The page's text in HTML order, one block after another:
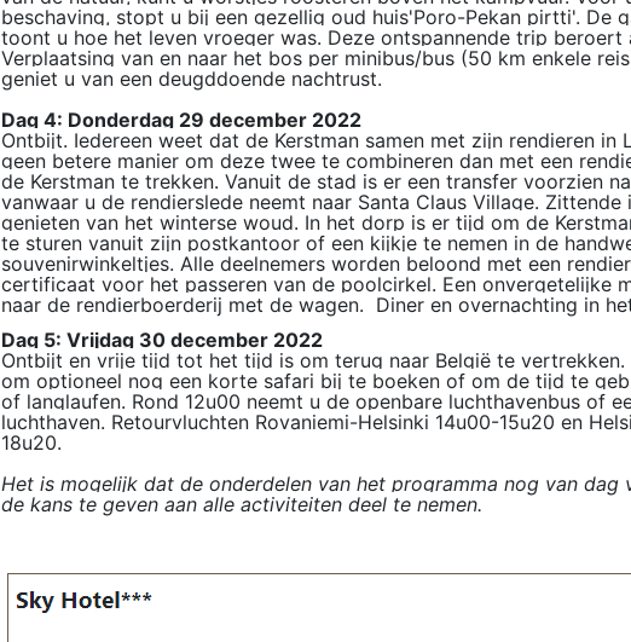
beschaving, stopt u bij een gezellig oud huis'Poro-Pekan pirtti'. De
toont u hoe het leven vroeger was. Deze ontspannende trip beroert
Verplaatsing van en naar het bos per minibus/bus (50 km enkele
geniet u van een deugddoende nachtrust.
Dag 4: Donderdag 29 december 2022
Ontbijt. Iedereen weet dat de Kerstman samen met zijn rendieren in
geen betere manier om deze twee te combineren dan met een
de Kerstman te trekken. Vanuit de stad is er een transfer voorzien
vanwaar u de rendierslede neemt naar Santa Claus Village. Zittende
genieten van het winterse woud. In het dorp is er tijd om de
te sturen vanuit zijn postkantoor of een kijkje te nemen in de
souvenirwinkeltjes. Alle deelnemers worden beloond met een
certificaat voor het passeren van de poolcirkel. Een onvergetelijke
naar de rendierboerderij met de wagen. Diner en overnachting in
Dag 5: Vrijdag 30 december 2022
Ontbijt en vrije tijd tot het tijd is om terug naar België te
om optioneel nog een korte safari bij te boeken of om de tijd te
of langlaufen. Rond 12u00 neemt u de openbare luchthavenbus of
luchthaven. Retourvluchten Rovaniemi-Helsinki 14u00-15u20 en
18u20.
Het is mogelijk dat de onderdelen van het programma nog van dag
de kans te geven aan alle activiteiten deel te nemen.